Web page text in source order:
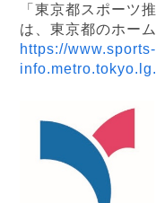
「東京都スポーツ
は、東京都のホー
https://